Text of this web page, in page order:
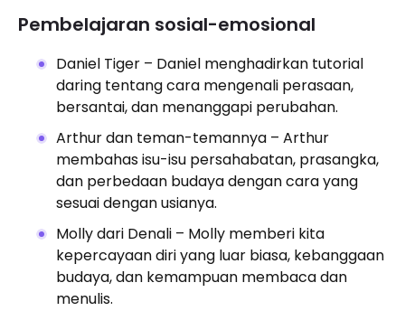
Pembelajaran sosial-emosional
Daniel Tiger – Daniel menghadirkan tutorial
daring tentang cara mengenali perasaan,
bersantai, dan menanggapi perubahan.
Arthur dan teman-temannya – Arthur
membahas isu-isu persahabatan, prasangka,
dan perbedaan budaya dengan cara yang
sesuai dengan usianya.
Molly dari Denali – Molly memberi kita
kepercayaan diri yang luar biasa, kebanggaan
budaya, dan kemampuan membaca dan
menulis.